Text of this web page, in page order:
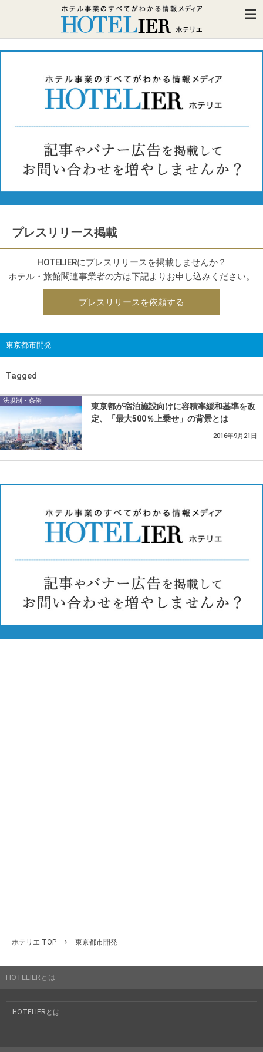
プレスリリース掲載
HOTELIERにプレスリリースを掲載しませんか？
ホテル・旅館関連事業者の方は下記よりお申し込みください。
プレスリリースを依頼する
東京都市開発
Tagged
法規制・条例
東京都が宿泊施設向けに容積率緩和基準を改
定、「最大500％上乗せ」の背景とは
2016年9月21日
ホテリエ TOP 東京都市開発
HOTELIERとは
HOTELIERとは